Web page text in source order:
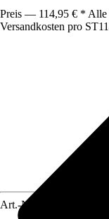
Preis — 114,95 € * Alle
Versandkosten pro ST
Art.-Nr.